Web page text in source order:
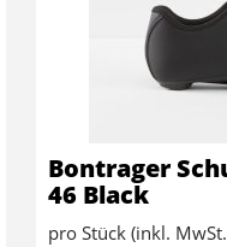
Bontrager
46 Black
pro Stück (inkl.